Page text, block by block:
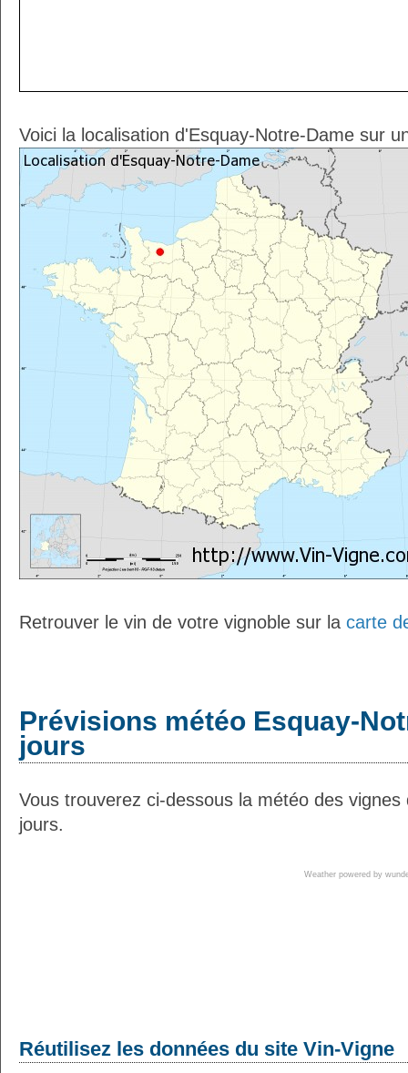
Voici la localisation d'Esquay-Notre-Dame sur
Retrouver le vin de votre vignoble sur la carte
Prévisions météo Esquay-
jours
Vous trouverez ci-dessous la météo des
jours.
Weather powered by
Réutilisez les données du site Vin-Vigne